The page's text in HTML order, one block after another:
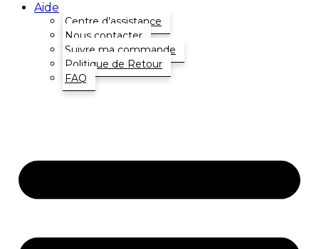
Aide
Centre d’assistance
Nous contacter
Suivre ma commande
Politique de Retour
FAQ